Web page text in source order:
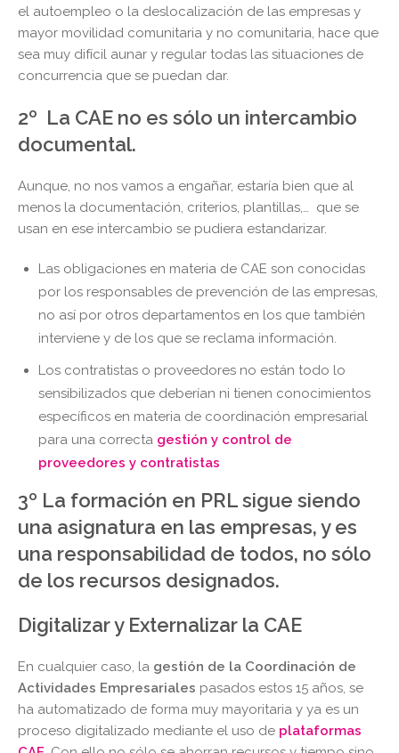
el autoempleo o la deslocalización de las empresas y
mayor movilidad comunitaria y no comunitaria, hace que
sea muy difícil aunar y regular todas las situaciones de
concurrencia que se puedan dar.
2º La CAE no es sólo un intercambio
documental.
Aunque, no nos vamos a engañar, estaría bien que al
menos la documentación, criterios, plantillas,… que se
usan en ese intercambio se pudiera estandarizar.
Las obligaciones en materia de CAE son conocidas
por los responsables de prevención de las empresas,
no así por otros departamentos en los que también
interviene y de los que se reclama información.
Los contratistas o proveedores no están todo lo
sensibilizados que deberían ni tienen conocimientos
específicos en materia de coordinación empresarial
para una correcta gestión y control de
proveedores y contratistas
3º La formación en PRL sigue siendo
una asignatura en las empresas, y es
una responsabilidad de todos, no sólo
de los recursos designados.
Digitalizar y Externalizar la CAE
En cualquier caso, la gestión de la Coordinación de
Actividades Empresariales pasados estos 15 años, se
ha automatizado de forma muy mayoritaria y ya es un
proceso digitalizado mediante el uso de plataformas